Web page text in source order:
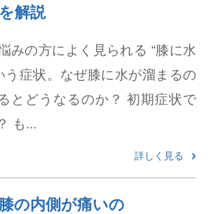
を解説
みの方によく見られる “膝に水
う症状。なぜ膝に水が溜まるの
とどうなるのか？ 初期症状で
も...
詳しく見る
膝の内側が痛いの